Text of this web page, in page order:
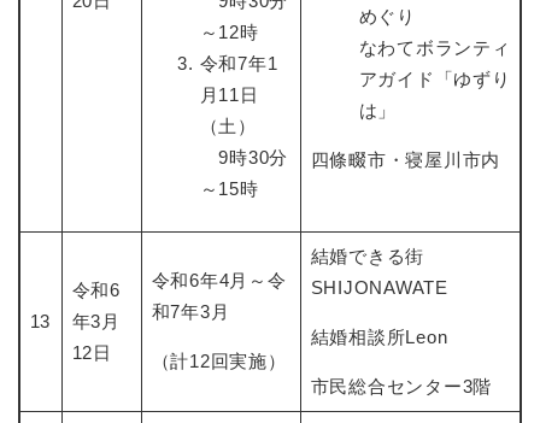
～12時
令和7年1
月11日
（土）
9時30分
～15時
めぐり
なわてボランティ
アガイド「ゆずり
は」
四條畷市・寝屋川市内
13
令和6
年3月
12日
令和6年4月～令
和7年3月
（計12回実施）
結婚できる街
SHIJONAWATE
結婚相談所Leon
市民総合センター3階